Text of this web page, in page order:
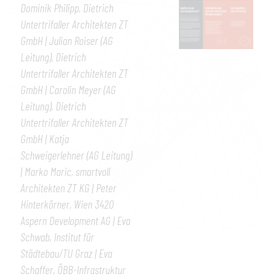
Dominik Philipp, Dietrich
Untertrifaller Architekten ZT
GmbH | Julian Roiser (AG
Leitung), Dietrich
Untertrifaller Architekten ZT
GmbH | Carolin Meyer (AG
Leitung), Dietrich
Untertrifaller Architekten ZT
GmbH | Katja
Schweigerlehner (AG Leitung)
| Marko Maric, smartvoll
Architekten ZT KG | Peter
Hinterkörner, Wien 3420
Aspern Development AG | Eva
Schwab, Institut für
Städtebau/TU Graz | Eva
Schaffer, ÖBB-Infrastruktur